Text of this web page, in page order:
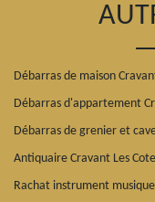
Débarras de maison
Débarras d'appartement
Débarras de grenier et
Antiquaire Cravant Les
Rachat instrument